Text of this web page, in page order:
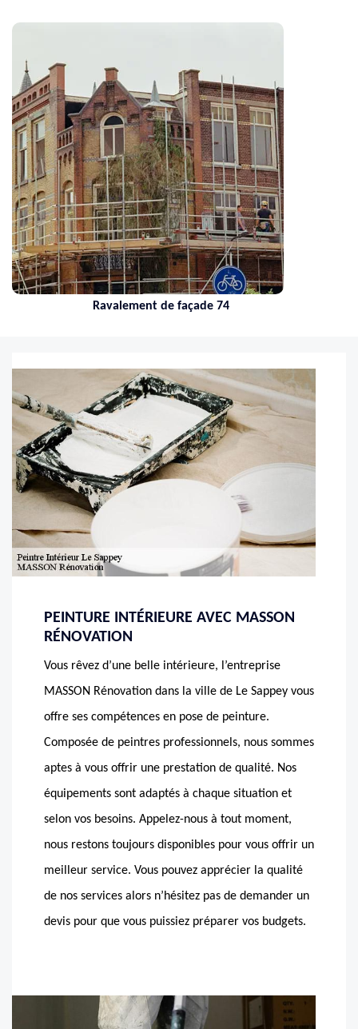
Ravalement de façade 74
PEINTURE INTÉRIEURE AVEC MASSON
RÉNOVATION
Vous rêvez d’une belle intérieure, l’entreprise
MASSON Rénovation dans la ville de Le Sappey vous
offre ses compétences en pose de peinture.
Composée de peintres professionnels, nous sommes
aptes à vous offrir une prestation de qualité. Nos
équipements sont adaptés à chaque situation et
selon vos besoins. Appelez-nous à tout moment,
nous restons toujours disponibles pour vous offrir un
meilleur service. Vous pouvez apprécier la qualité
de nos services alors n’hésitez pas de demander un
devis pour que vous puissiez préparer vos budgets.